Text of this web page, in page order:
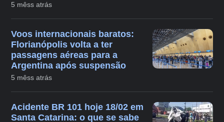
5 mêss atrás
Voos internacionais baratos:
Florianópolis volta a ter
passagens aéreas para a
Argentina após suspensão
5 mêss atrás
Acidente BR 101 hoje 18/02 em
Santa Catarina: o que se sabe